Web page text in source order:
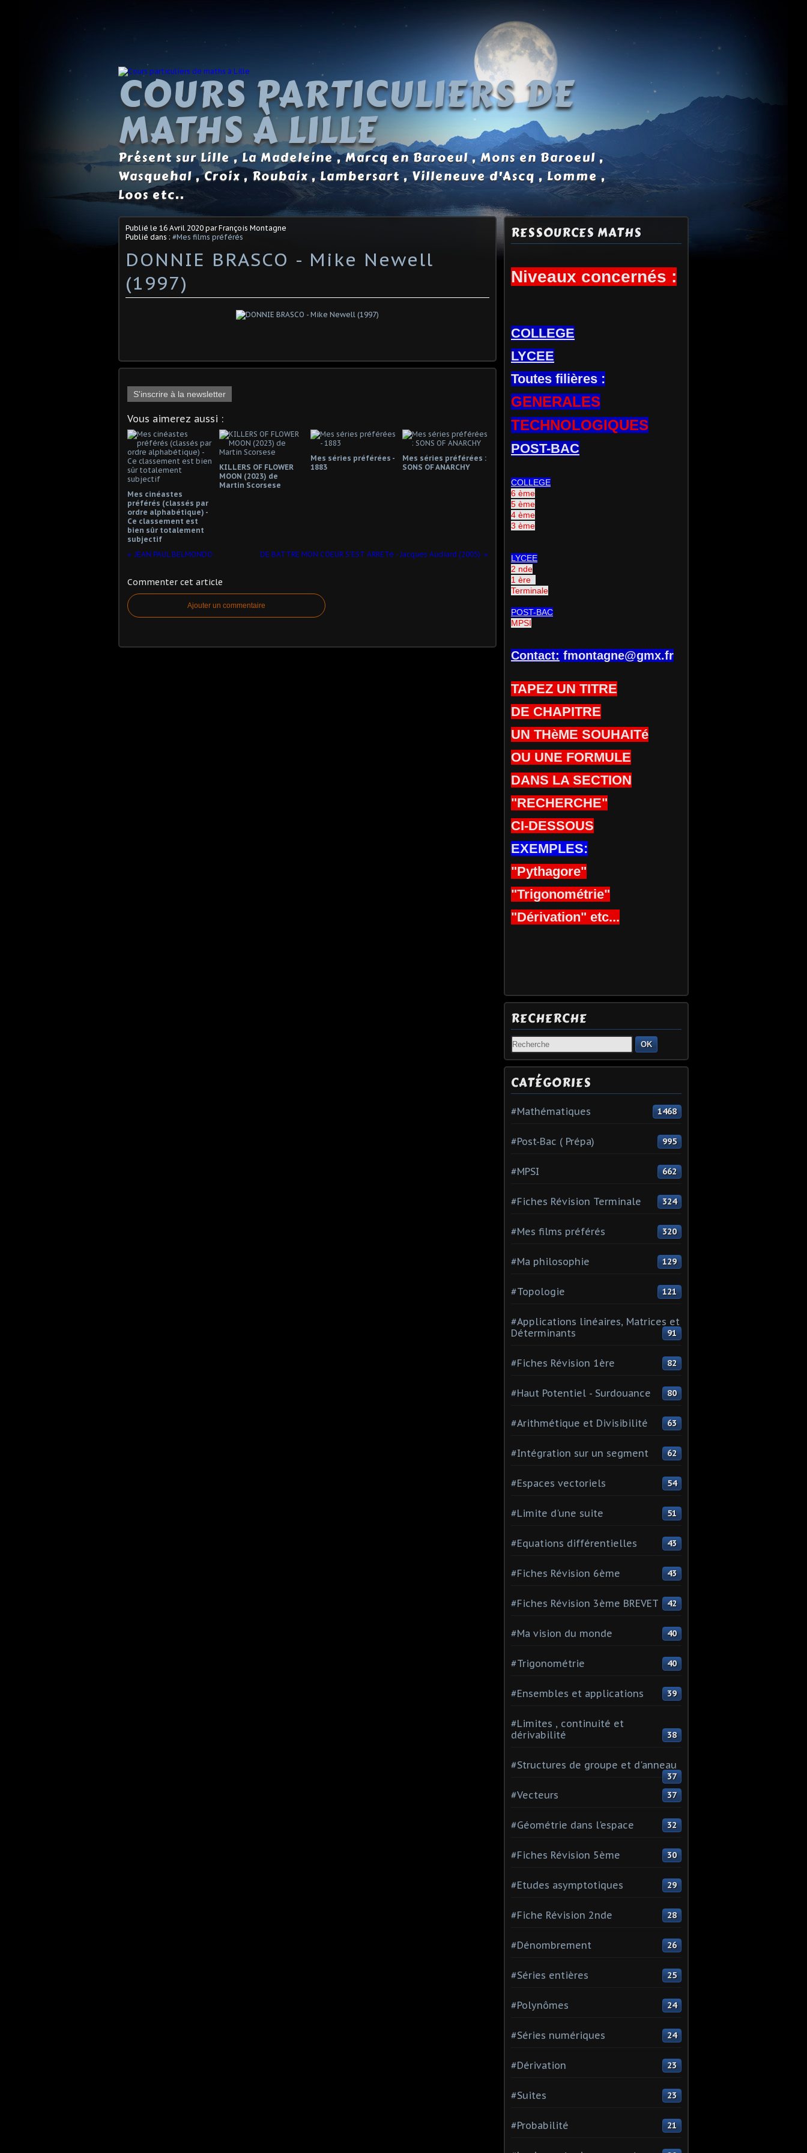
COURS PARTICULIERS DE
MATHS À LILLE
Présent sur Lille , La Madeleine , Marcq en Baroeul , Mons en Baroeul ,
Wasquehal , Croix , Roubaix , Lambersart , Villeneuve d'Ascq , Lomme ,
Loos etc..
Publié le 16 Avril 2020 par François Montagne
Publié dans : #Mes films préférés
DONNIE BRASCO - Mike Newell
(1997)
S'inscrire à la newsletter
Vous aimerez aussi :
Mes cinéastes
préférés (classés par
ordre alphabétique) -
Ce classement est
bien sûr totalement
subjectif
KILLERS OF FLOWER
MOON (2023) de
Martin Scorsese
Mes séries préférées -
1883
Mes séries préférées :
SONS OF ANARCHY
JEAN PAUL BELMONDO DE BATTRE MON COEUR S'EST ARRETé - Jacques Audiard (2005)
Commenter cet article
Ajouter un commentaire
RESSOURCES MATHS
Niveaux concernés :
COLLEGE
LYCEE
Toutes filières :
GENERALES
TECHNOLOGIQUES
POST-BAC
COLLEGE
6 ème
5 ème
4 ème
3 ème
LYCEE
2 nde
1 ère
Terminale
POST-BAC
MPSI
Contact: fmontagne@gmx.fr
TAPEZ UN TITRE
DE CHAPITRE
UN THèME SOUHAITé
OU UNE FORMULE
DANS LA SECTION
"RECHERCHE"
CI-DESSOUS
EXEMPLES:
"Pythagore"
"Trigonométrie"
"Dérivation" etc...
RECHERCHE
OK
CATÉGORIES
#Mathématiques 1468
#Post-Bac ( Prépa) 995
#MPSI 662
#Fiches Révision Terminale 324
#Mes films préférés 320
#Ma philosophie 129
#Topologie 121
#Applications linéaires, Matrices et
Déterminants
91
#Fiches Révision 1ère 82
#Haut Potentiel - Surdouance 80
#Arithmétique et Divisibilité 63
#Intégration sur un segment 62
#Espaces vectoriels 54
#Limite d'une suite 51
#Equations différentielles 43
#Fiches Révision 6ème 43
#Fiches Révision 3ème BREVET 42
#Ma vision du monde 40
#Trigonométrie 40
#Ensembles et applications 39
#Limites , continuité et
dérivabilité
38
#Structures de groupe et d'anneau
37
#Vecteurs 37
#Géométrie dans l'espace 32
#Fiches Révision 5ème 30
#Etudes asymptotiques 29
#Fiche Révision 2nde 28
#Dénombrement 26
#Séries entières 25
#Polynômes 24
#Séries numériques 24
#Dérivation 23
#Suites 23
#Probabilité 21